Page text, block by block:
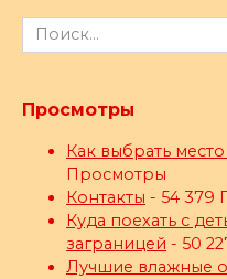
Search
for:
Просмотры
Как выбрать
Просмотры
Контакты - 54 379
Куда поехать с
заграницей - 50
Лучшие влажные